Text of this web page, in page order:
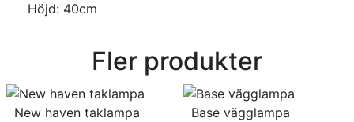
Höjd: 40cm
Fler produkter
New haven taklampa
Base vägglampa